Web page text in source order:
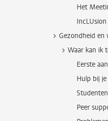
Het
IncLUsion
Gezondheid en
Waar kan ik
Eerste
Hulp bij
Peer